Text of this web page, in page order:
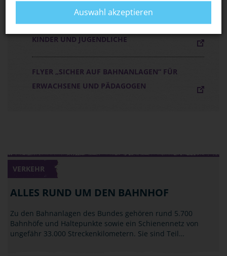
FLYER „SICHER AUF BAHNANLAGEN“ FÜR
KINDER UND JUGENDLICHE
FLYER „SICHER AUF BAHNANLAGEN“ FÜR
ERWACHSENE UND PÄDAGOGEN
VERKEHR
ALLES RUND UM DEN BAHNHOF
Zu den Bahnanlagen des Bundes gehören rund 5.700
Bahnhöfe und Haltepunkte sowie ein Schienennetz von
ungefähr 33.000 Streckenkilometern. Sie sind Teil…
Auswahl akzeptieren